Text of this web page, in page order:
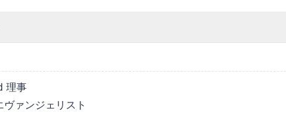
理事
ァンジェリスト